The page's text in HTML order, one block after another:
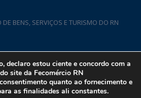
BENS, SERVIÇOS E TURISMO DO RN
1935 - Lagoa Nova CEP 59075-760
declaro estou ciente e concordo com a
do site da Fecomércio RN
quanto ao fornecimento e
as finalidades ali constantes.